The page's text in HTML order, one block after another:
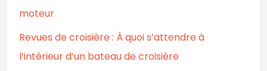
moteur
Revues de croisière : À quoi s’attendre à
l’intérieur d’un bateau de croisière